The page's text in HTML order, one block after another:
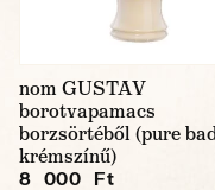
nom GUSTAV
borotvapamacs
borzsörtéből (pure
krémszínű)
8 000 Ft